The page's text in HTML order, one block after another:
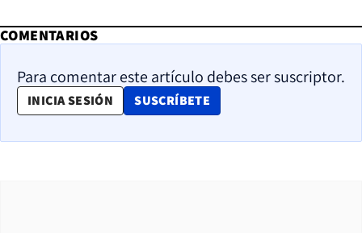
COMENTARIOS
Para comentar este artículo debes ser suscriptor.
INICIA SESIÓN SUSCRÍBETE
OPENS IN NEW WINDOW